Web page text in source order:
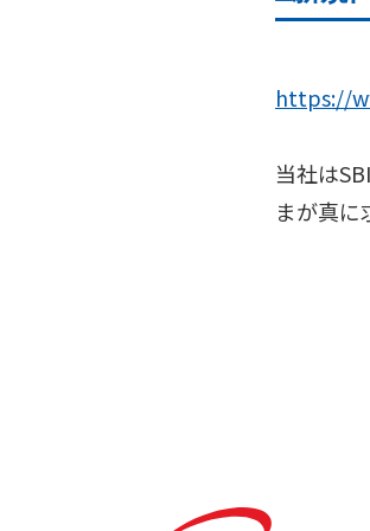
https://
当社は
まが真に